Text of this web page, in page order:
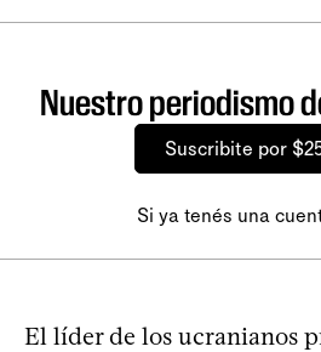
Nuestro periodismo
Suscribite por
Si ya tenés una
El líder de los ucranianos